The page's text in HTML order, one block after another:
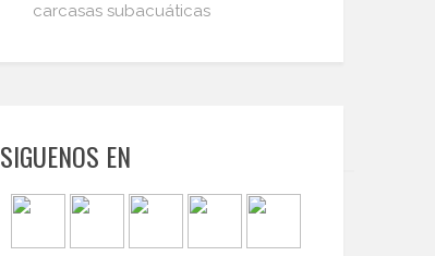
carcasas subacuáticas
SIGUENOS EN